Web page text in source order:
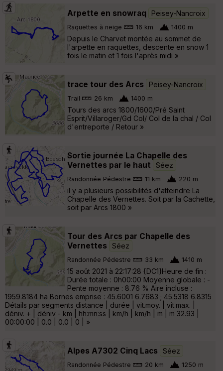
Arpette en snowraq Peisey-Nancroix
Raquettes à neige 16 km 1400 m
Depuis le Charvet montée au sommet de
l'arpette en raquettes, descente en snow 1
fois le matin et 1 fois l'après midi »
trace tour des Arcs Peisey-Nancroix
Trail 26 km 1400 m
Tours des arcs 1800/1600/Pré Saint
Esprit/Villaroger/Gd Col/ Col de la chal / Col
d'entreporte / Retour »
Sortie journée La Chapelle des
Vernettes par le haut
Séez
Randonnée Pédestre 11 km 220 m
il y a plusieurs possibilités d'atteindre La
Chapelle des Vernettes. Soit par la Cachette,
soit par Arcs 1800 »
Tour des Arcs par Chapelle des
Vernettes
Séez
Randonnée Pédestre 33 km 1410 m
15 août 2021 à 22:17:28 {DC1}Heure de fin :
Durée totale : 0h00:00 Moyenne globale : -
Pente moyenne : 8.76 % Aire incluse :
1959.8184 ha Bornes emprise : 45.6001 6.7683 ; 45.5318 6.8315
Détails par segments distance | durée | vit.moy. | vit.max. |
déniv. + | déniv - km | hh:mn:ss | km/h | km/h | m | m 32.93 |
00:00:00 | 0.0 | 0.0 | 0 | »
Alpes A7302 Cinq Lacs Séez
Randonnée Pédestre 20 km 1250 m